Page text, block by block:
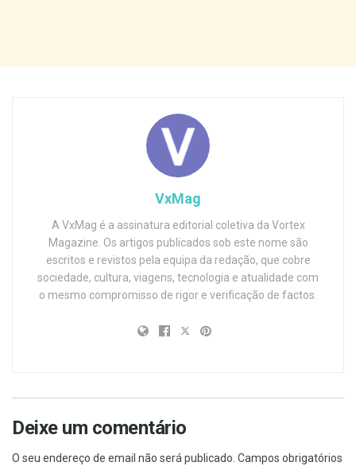
VxMag
A VxMag é a assinatura editorial coletiva da Vortex
Magazine. Os artigos publicados sob este nome são
escritos e revistos pela equipa da redação, que cobre
sociedade, cultura, viagens, tecnologia e atualidade com
o mesmo compromisso de rigor e verificação de factos.
Deixe um comentário
O seu endereço de email não será publicado. Campos obrigatórios